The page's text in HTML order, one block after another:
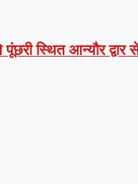
स्थित आन्यौर द्वार